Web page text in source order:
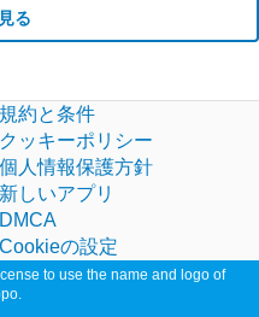
る
規約と条件
クッキーポリシー
個人情報保護方針
新しいアプリ
DMCA
Cookieの設定
to use the name and logo of